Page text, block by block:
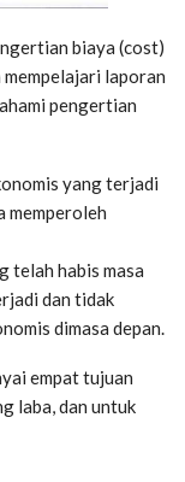
biaya (cost)
mempelajari laporan
pengertian
yang terjadi
memperoleh
telah habis masa
dan tidak
dimasa depan.
empat tujuan
laba, dan untuk